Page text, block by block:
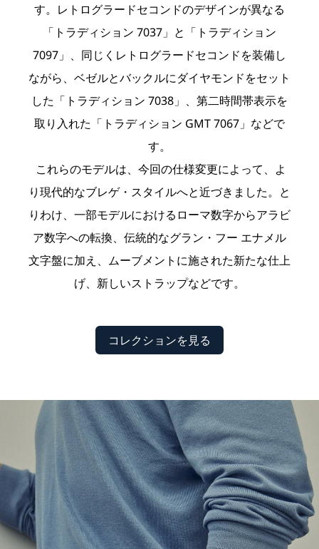
す。レトログラードセコンドのデザインが異なる
「トラディション 7037」と「トラディション
7097」、同じくレトログラードセコンドを装備し
ながら、ベゼルとバックルにダイヤモンドをセット
した「トラディション 7038」、第二時間帯表示を
取り入れた「トラディション GMT 7067」などで
す。
これらのモデルは、今回の仕様変更によって、よ
り現代的なブレゲ・スタイルへと近づきました。と
りわけ、一部モデルにおけるローマ数字からアラビ
ア数字への転換、伝統的なグラン・フー エナメル
文字盤に加え、ムーブメントに施された新たな仕上
げ、新しいストラップなどです。
コレクションを見る